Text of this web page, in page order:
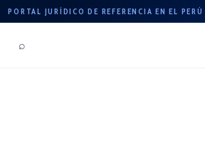
PORTAL JURÍDICO DE REFERENCIA EN EL PERÚ
⌕